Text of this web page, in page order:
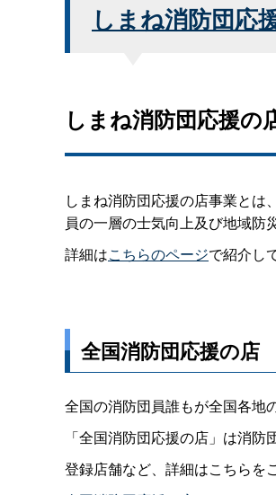
しまね消防団応
しまね消防団応援の
しまね消防団応援の店事業と
員の一層の士気向上及び地域防
詳細はこちらのページで紹介し
全国消防団応援の店
全国の消防団員誰もが全国各地
「全国消防団応援の店」は消
登録店舗など、詳細はこちらを